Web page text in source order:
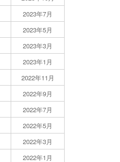
2023年7月
2023年5月
2023年3月
2023年1月
2022年11月
2022年9月
2022年7月
2022年5月
2022年3月
2022年1月